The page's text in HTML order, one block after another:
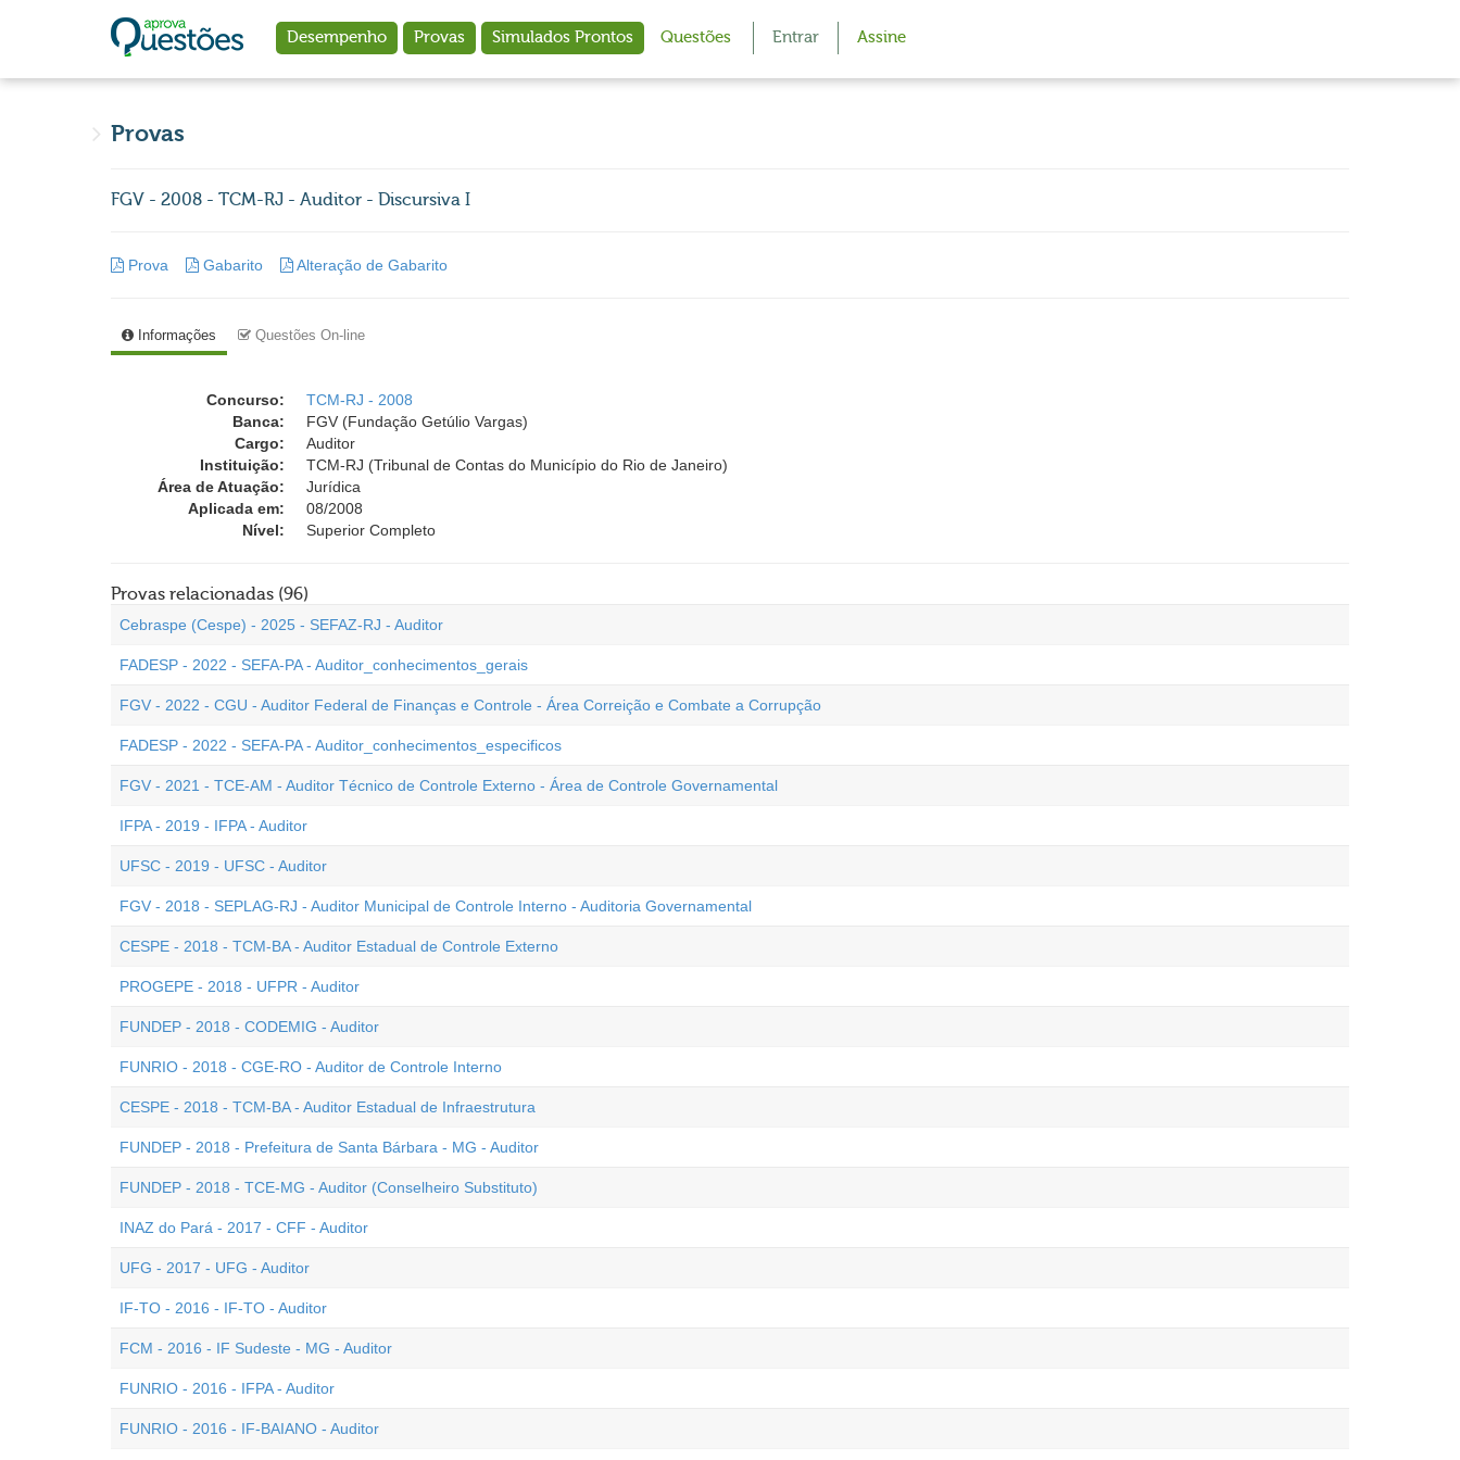
Desempenho Provas Simulados Prontos Questões Entrar Assine
Provas
FGV - 2008 - TCM-RJ - Auditor - Discursiva I
Prova Gabarito Alteração de Gabarito
Informações Questões On-line
Concurso:
TCM-RJ - 2008
Banca:
FGV (Fundação Getúlio Vargas)
Cargo:
Auditor
Instituição:
TCM-RJ (Tribunal de Contas do Município do Rio de Janeiro)
Área de Atuação:
Jurídica
Aplicada em:
08/2008
Nível:
Superior Completo
Provas relacionadas (96)
Cebraspe (Cespe) - 2025 - SEFAZ-RJ - Auditor
FADESP - 2022 - SEFA-PA - Auditor_conhecimentos_gerais
FGV - 2022 - CGU - Auditor Federal de Finanças e Controle - Área Correição e Combate a Corrupção
FADESP - 2022 - SEFA-PA - Auditor_conhecimentos_especificos
FGV - 2021 - TCE-AM - Auditor Técnico de Controle Externo - Área de Controle Governamental
IFPA - 2019 - IFPA - Auditor
UFSC - 2019 - UFSC - Auditor
FGV - 2018 - SEPLAG-RJ - Auditor Municipal de Controle Interno - Auditoria Governamental
CESPE - 2018 - TCM-BA - Auditor Estadual de Controle Externo
PROGEPE - 2018 - UFPR - Auditor
FUNDEP - 2018 - CODEMIG - Auditor
FUNRIO - 2018 - CGE-RO - Auditor de Controle Interno
CESPE - 2018 - TCM-BA - Auditor Estadual de Infraestrutura
FUNDEP - 2018 - Prefeitura de Santa Bárbara - MG - Auditor
FUNDEP - 2018 - TCE-MG - Auditor (Conselheiro Substituto)
INAZ do Pará - 2017 - CFF - Auditor
UFG - 2017 - UFG - Auditor
IF-TO - 2016 - IF-TO - Auditor
FCM - 2016 - IF Sudeste - MG - Auditor
FUNRIO - 2016 - IFPA - Auditor
FUNRIO - 2016 - IF-BAIANO - Auditor